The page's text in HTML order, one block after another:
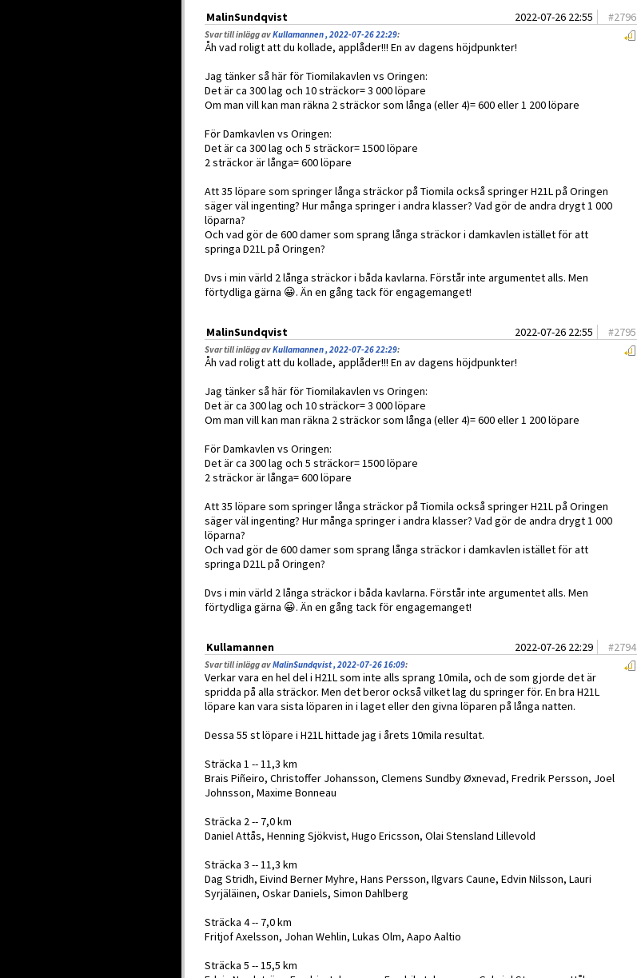
MalinSundqvist 2022-07-26 22:55 #2796
Svar till inlägg avKullamannen , 2022-07-26 22:29:
Åh vad roligt att du kollade, applåder!!! En av dagens höjdpunkter!
Jag tänker så här för Tiomilakavlen vs Oringen:
Det är ca 300 lag och 10 sträckor= 3 000 löpare
Om man vill kan man räkna 2 sträckor som långa (eller 4)= 600 eller 1 200 löpare
För Damkavlen vs Oringen:
Det är ca 300 lag och 5 sträckor= 1500 löpare
2 sträckor är långa= 600 löpare
Att 35 löpare som springer långa sträckor på Tiomila också springer H21L på Oringen
säger väl ingenting? Hur många springer i andra klasser? Vad gör de andra drygt 1 000
löparna?
Och vad gör de 600 damer som sprang långa sträckor i damkavlen istället för att
springa D21L på Oringen?
Dvs i min värld 2 långa sträckor i båda kavlarna. Förstår inte argumentet alls. Men
förtydliga gärna 😀. Än en gång tack för engagemanget!
MalinSundqvist 2022-07-26 22:55 #2795
Svar till inlägg avKullamannen , 2022-07-26 22:29:
Åh vad roligt att du kollade, applåder!!! En av dagens höjdpunkter!
Jag tänker så här för Tiomilakavlen vs Oringen:
Det är ca 300 lag och 10 sträckor= 3 000 löpare
Om man vill kan man räkna 2 sträckor som långa (eller 4)= 600 eller 1 200 löpare
För Damkavlen vs Oringen:
Det är ca 300 lag och 5 sträckor= 1500 löpare
2 sträckor är långa= 600 löpare
Att 35 löpare som springer långa sträckor på Tiomila också springer H21L på Oringen
säger väl ingenting? Hur många springer i andra klasser? Vad gör de andra drygt 1 000
löparna?
Och vad gör de 600 damer som sprang långa sträckor i damkavlen istället för att
springa D21L på Oringen?
Dvs i min värld 2 långa sträckor i båda kavlarna. Förstår inte argumentet alls. Men
förtydliga gärna 😀. Än en gång tack för engagemanget!
Kullamannen 2022-07-26 22:29 #2794
Svar till inlägg avMalinSundqvist , 2022-07-26 16:09:
Verkar vara en hel del i H21L som inte alls sprang 10mila, och de som gjorde det är
spridda på alla sträckor. Men det beror också vilket lag du springer för. En bra H21L
löpare kan vara sista löparen in i laget eller den givna löparen på långa natten.
Dessa 55 st löpare i H21L hittade jag i årets 10mila resultat.
Sträcka 1 -- 11,3 km
Brais Piñeiro, Christoffer Johansson, Clemens Sundby Øxnevad, Fredrik Persson, Joel
Johnsson, Maxime Bonneau
Sträcka 2 -- 7,0 km
Daniel Attås, Henning Sjökvist, Hugo Ericsson, Olai Stensland Lillevold
Sträcka 3 -- 11,3 km
Dag Stridh, Eivind Berner Myhre, Hans Persson, Ilgvars Caune, Edvin Nilsson, Lauri
Syrjäläinen, Oskar Daniels, Simon Dahlberg
Sträcka 4 -- 7,0 km
Fritjof Axelsson, Johan Wehlin, Lukas Olm, Aapo Aaltio
Sträcka 5 -- 15,5 km